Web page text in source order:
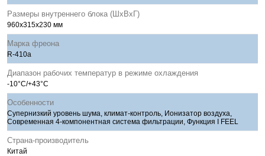
Размеры внутреннего блока (ШхВхГ)
960x315x230 мм
Марка фреона
R-410a
Диапазон рабочих температур в режиме охлаждения
-10°С/+43°С
Особенности
Супернизкий уровень шума, климат-контроль, Ионизатор воздуха,
Современная 4-компонентная система фильтрации, Функция I FEEL
Страна-производитель
Китай